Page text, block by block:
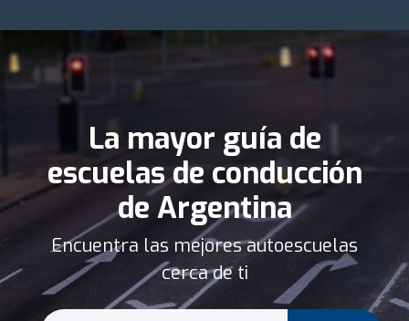
La mayor guía de
escuelas de conducción
de Argentina
Encuentra las mejores autoescuelas
cerca de ti